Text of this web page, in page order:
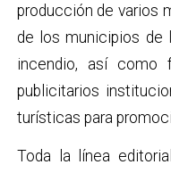
producción de varios
de los municipios de
incendio, así como
publicitarios
turísticas para
Toda la línea